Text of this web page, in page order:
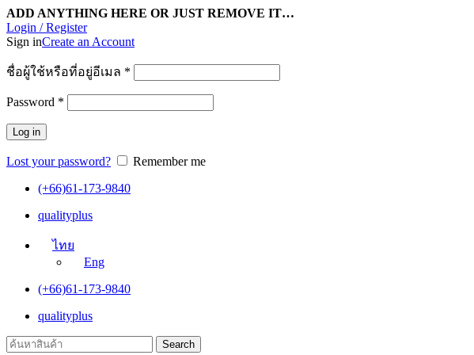
ADD ANYTHING HERE OR JUST REMOVE IT…
Login / Register
Sign inCreate an Account
ชื่อผู้ใช้หรือที่อยู่อีเมล *
Password *
Log in
Lost your password?
Remember me
(+66)61-173-9840
qualityplus
ไทย
Eng
(+66)61-173-9840
qualityplus
Search